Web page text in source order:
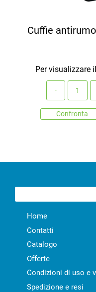
Cuffie
Per visualizzare
Confronta
Home
Contatti
Catalogo
Offerte
Condizioni di uso e
Spedizione e resi